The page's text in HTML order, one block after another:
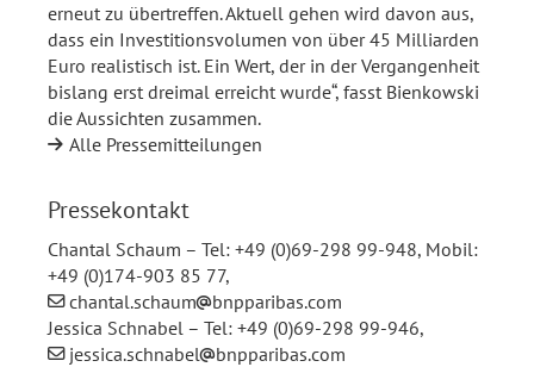
erneut zu übertreffen. Aktuell gehen wird davon aus,
dass ein Investitionsvolumen von über 45 Milliarden
Euro realistisch ist. Ein Wert, der in der Vergangenheit
bislang erst dreimal erreicht wurde“, fasst Bienkowski
die Aussichten zusammen.
Alle Pressemitteilungen
Pressekontakt
Chantal Schaum – Tel: +49 (0)69-298 99-948, Mobil:
+49 (0)174-903 85 77,
chantal.schaum
bnpparibas.com
Jessica Schnabel – Tel: +49 (0)69-298 99-946,
jessica.schnabel
bnpparibas.com